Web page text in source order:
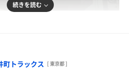
続きを読む
町トラックス [ 東京都 ]